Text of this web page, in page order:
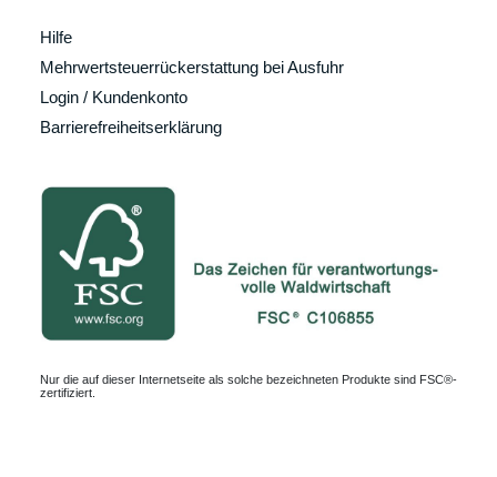
Hilfe
Mehrwertsteuerrückerstattung bei Ausfuhr
Login / Kundenkonto
Barrierefreiheitserklärung
Nur die auf dieser Internetseite als solche bezeichneten Produkte sind FSC®-
zertifiziert.